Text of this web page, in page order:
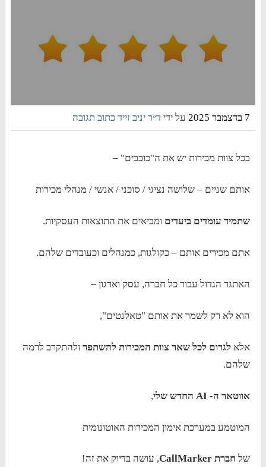
7 בדצמבר 2025 על ידיד״ר יניב זייד כתוב תגובה
בכל צוות מכירות יש את ה"כוכבים" –
אותם שניים – שלושה נציגי / סוכני / אנשי / מנהלי מכירות
שתמיד עומדים ביעדים ומביאים את התוצאות העסקיות.
אתם מכירים אותם – כקולגות, כמנהלים וכעובדים שלהם.
האתגר הגדול עבור כל חברה, עסק וארגון –
הוא לא רק לשמר את אותם "טאלנטים",
אלא לגרום לכל שאר צוות המכירות להשתפר ולהתקרב לרמה
שלהם.
אווטאר ה- AI החדש שלי ,
המוטמע במערכת אימון המכירות האוטונומית
של חברת CallMarker , עושה בדיוק את זה!